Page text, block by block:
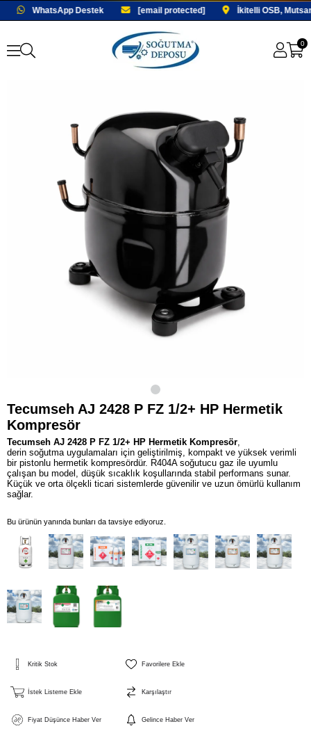
WhatsApp Destek [email protected] İkitelli OSB,
0
Tecumseh AJ 2428 P FZ 1/2+ HP Hermetik
Kompresör
Tecumseh AJ 2428 P FZ 1/2+ HP Hermetik Kompresör,
derin soğutma uygulamaları için geliştirilmiş, kompakt ve yüksek verimli
bir pistonlu hermetik kompresördür. R404A soğutucu gaz ile uyumlu
çalışan bu model, düşük sıcaklık koşullarında stabil performans sunar.
Küçük ve orta ölçekli ticari sistemlerde güvenilir ve uzun ömürlü kullanım
sağlar.
Bu ürünün yanında bunları da tavsiye ediyoruz.
Kritik Stok Favorilere Ekle
İstek Listeme Ekle Karşılaştır
Fiyat Düşünce Haber Ver Gelince Haber Ver